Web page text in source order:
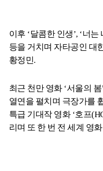
이후 ‘달콤한 인생’, ‘너는
등을 거치며 자타공인 대
황정민.
최근 천만 영화 ‘서울의
열연을 펼치며 극장가를
특급 기대작 영화 ‘호프
리며 또 한 번 전 세계 영